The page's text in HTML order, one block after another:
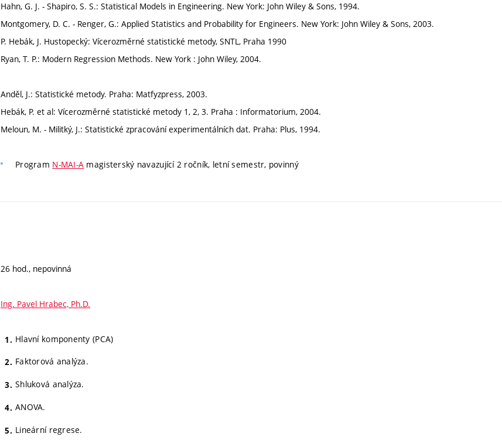
Hahn, G. J. - Shapiro, S. S.: Statistical Models in Engineering. New York: John Wiley & Sons, 1994.
Montgomery, D. C. - Renger, G.: Applied Statistics and Probability for Engineers. New York: John Wiley & Sons, 2003.
P. Hebák, J. Hustopecký: Vícerozměrné statistické metody, SNTL, Praha 1990
Ryan, T. P.: Modern Regression Methods. New York : John Wiley, 2004.
Anděl, J.: Statistické metody. Praha: Matfyzpress, 2003.
Hebák, P. et al: Vícerozměrné statistické metody 1, 2, 3. Praha : Informatorium, 2004.
Meloun, M. - Militký, J.: Statistické zpracování experimentálních dat. Praha: Plus, 1994.
Program N-MAI-A magisterský navazující 2 ročník, letní semestr, povinný
26 hod., nepovinná
Ing. Pavel Hrabec, Ph.D.
Hlavní komponenty (PCA)
Faktorová analýza.
Shluková analýza.
ANOVA.
Lineární regrese.